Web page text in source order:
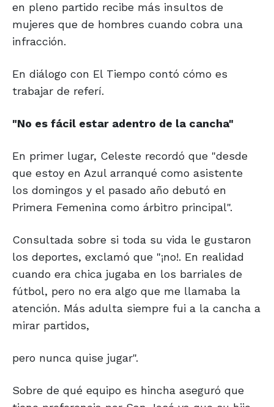
en pleno partido recibe más insultos de
mujeres que de hombres cuando cobra una
infracción.
En diálogo con El Tiempo contó cómo es
trabajar de referí.
"No es fácil estar adentro de la cancha"
En primer lugar, Celeste recordó que "desde
que estoy en Azul arranqué como asistente
los domingos y el pasado año debutó en
Primera Femenina como árbitro principal".
Consultada sobre si toda su vida le gustaron
los deportes, exclamó que "¡no!. En realidad
cuando era chica jugaba en los barriales de
fútbol, pero no era algo que me llamaba la
atención. Más adulta siempre fui a la cancha a
mirar partidos,
pero nunca quise jugar".
Sobre de qué equipo es hincha aseguró que